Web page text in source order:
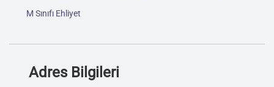
M Sınıfı Ehliyet
Adres Bilgileri